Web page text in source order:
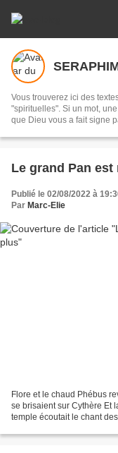
Vous trouverez ici des
"spirituelles". Si un mot,
que Dieu vous a fait signe
Le grand Pan
Publié le 02/08/2022 à
Par Marc-Elie
Flore et le chaud Phébus
se brisaient sur Cythère Et
temple écoutait le chant